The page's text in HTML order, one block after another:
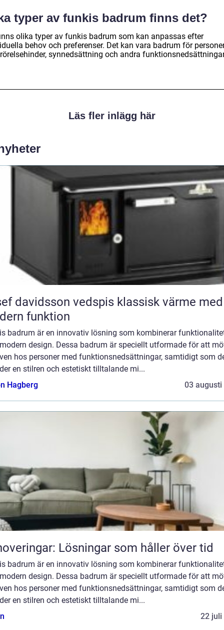
typer av funkis badrum finns det?
olika typer av funkis badrum som kan anpassas efter
behov och preferenser. Det kan vara badrum för
synnedsättning och andra
Läs fler inlägg här
vedspis klassisk värme med
funktion
badrum är en innovativ lösning som kombinerar
design. Dessa badrum är speciellt utformade för att
hos personer med funktionsnedsättningar, samtidigt som
en stilren och estetiskt tilltalande mi...
Hagberg
03 augusti
Lösningar som håller över tid
badrum är en innovativ lösning som kombinerar
design. Dessa badrum är speciellt utformade för att
hos personer med funktionsnedsättningar, samtidigt som
en stilren och estetiskt tilltalande mi...
22 juli